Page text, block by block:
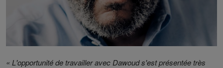
« L'opportunité de travailler avec Dawoud s'est présentée très